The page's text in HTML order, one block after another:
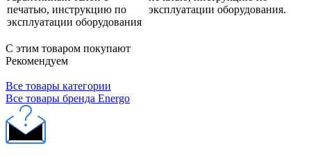
печатью, инструкцию по
эксплуатации оборудования
эксплуатации оборудования.
С этим товаром покупают
Рекомендуем
Все товары категории
Все товары бренда Energo